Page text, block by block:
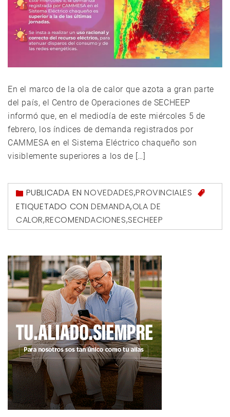
En el marco de la ola de calor que azota a gran parte
del país, el Centro de Operaciones de SECHEEP
informó que, en el mediodía de este miércoles 5 de
febrero, los índices de demanda registrados por
CAMMESA en el Sistema Eléctrico chaqueño son
visiblemente superiores a los de […]
PUBLICADA ENNOVEDADES,PROVINCIALES
ETIQUETADO CON DEMANDA,OLA DE
CALOR,RECOMENDACIONES,SECHEEP